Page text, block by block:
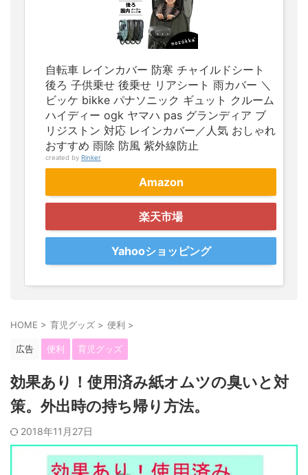
自転車 レインカバー 防寒 チャイルドシート
後ろ 子供乗せ 後乗せ リアシート 雨カバー ＼
ビッケ bikke パナソニック ギュット クルーム
ハイディー ogk ヤマハ pas グランディア ブ
リジストン 対応 レインカバー／人気 おしゃれ
おすすめ 雨除 防風 紫外線防止
created by Rinker
Amazon
楽天市場
Yahooショッピング
HOME > 育児グッズ > 便利 >
広告 便利 育児グッズ
効果あり！使用済み紙オムツの臭いと対
策。外出時の持ち帰り方法。
2018年11月27日